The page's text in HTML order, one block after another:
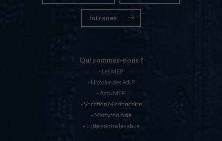
Intranet
Qui sommes-nous ?
Les MEP
Histoire des MEP
Actu MEP
Vocation Missionnaire
Martyrs d’Asie
Lutte contre les abus